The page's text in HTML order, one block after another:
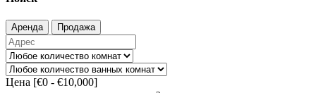
Аренда Продажа
Цена [€0 - €10,000]